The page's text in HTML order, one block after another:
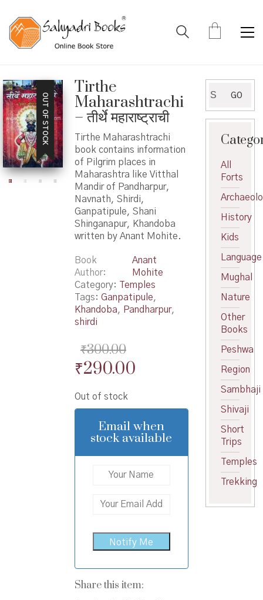
OUT OF STOCK
Tirthe
Maharashtrachi
– तीर्थे महाराष्ट्राची
Tirthe Maharashtrachi
book contains information
of Pilgrim places in
Maharashtra like Vitthal
Mandir of Pandharpur,
Navnath, Shirdi,
Ganpatipule, Shani
Shinganapur, Khandoba
written by Anant Mohite.
Book
Author
Anant
Mohite
Category: Temples
Tags: Ganpatipule,
Khandoba, Pandharpur,
shirdi
₹300.00
Original
was:
₹300.00.
₹290.00Current
is:
₹290.00.
Out of stock
Email when
stock available
Share this item:
for:
GO
All
Forts
History
Kids
Language
Mughal
Nature
Other
Books
Peshwa
Region
Sambhaji
Shivaji
Short
Trips
Temples
Trekking